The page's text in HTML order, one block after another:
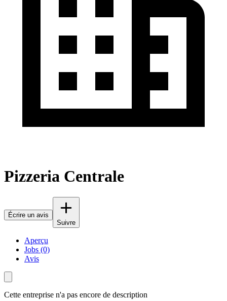
Pizzeria Centrale
Écrire un avis
Suivre
Aperçu
Jobs (0)
Avis
Cette entreprise n'a pas encore de description